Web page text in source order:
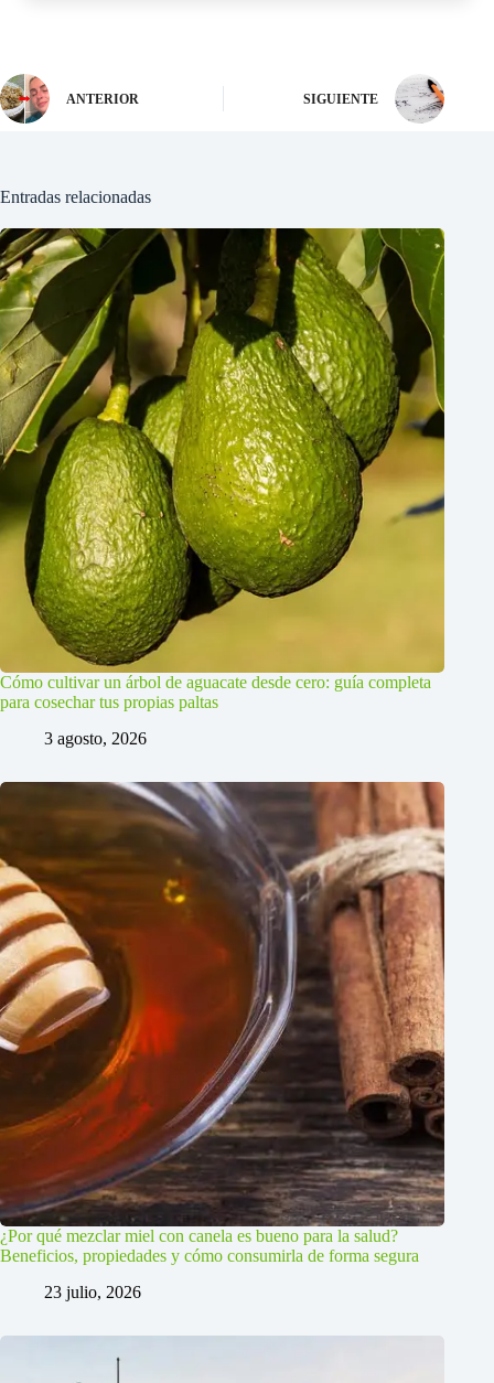
ANTERIOR SIGUIENTE
Entradas relacionadas
Cómo cultivar un árbol de aguacate desde cero: guía completa
para cosechar tus propias paltas
3 agosto, 2026
¿Por qué mezclar miel con canela es bueno para la salud?
Beneficios, propiedades y cómo consumirla de forma segura
23 julio, 2026